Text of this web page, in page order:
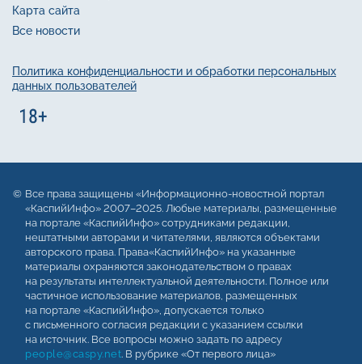
Карта сайта
Все новости
Политика конфиденциальности и обработки персональных
данных пользователей
Все права защищены «Информационно-новостной портал
«КаспийИнфо» 2007–2025. Любые материалы, размещенные
на портале «КаспийИнфо» сотрудниками редакции,
нештатными авторами и читателями, являются объектами
авторского права. Права«КаспийИнфо» на указанные
материалы охраняются законодательством о правах
на результаты интеллектуальной деятельности. Полное или
частичное использование материалов, размещенных
на портале «КаспийИнфо», допускается только
с письменного согласия редакции с указанием ссылки
на источник. Все вопросы можно задать по адресу
people@caspy.net. В рубрике «От первого лица»